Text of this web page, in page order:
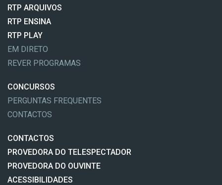
RTP ARQUIVOS
RTP ENSINA
RTP PLAY
EM DIRETO
REVER PROGRAMAS
CONCURSOS
PERGUNTAS FREQUENTES
CONTACTOS
CONTACTOS
PROVEDORA DO TELESPECTADOR
PROVEDORA DO OUVINTE
ACESSIBILIDADES